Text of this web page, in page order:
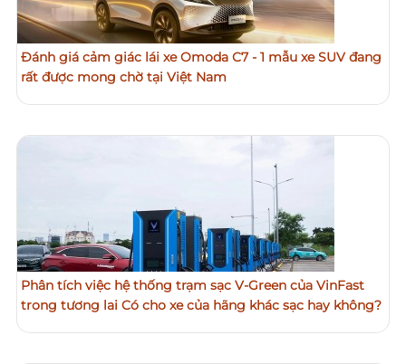
Đánh giá cảm giác lái xe Omoda C7 - 1 mẫu xe SUV đang
rất được mong chờ tại Việt Nam
Phân tích việc hệ thống trạm sạc V-Green của VinFast
trong tương lai Có cho xe của hãng khác sạc hay không?